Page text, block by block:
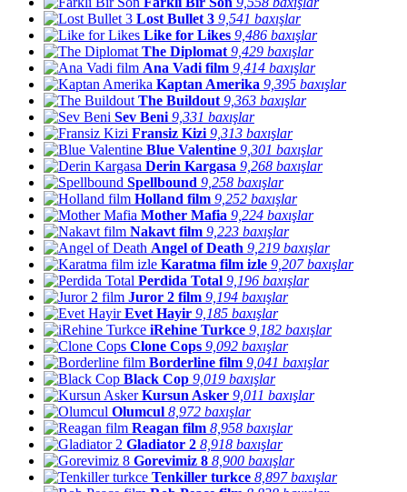
Lost Bullet 3 9,541 baxışlar
Like for Likes 9,486 baxışlar
The Diplomat 9,429 baxışlar
Ana Vadi film 9,414 baxışlar
Kaptan Amerika 9,395 baxışlar
The Buildout 9,363 baxışlar
Sev Beni 9,331 baxışlar
Fransiz Kizi 9,313 baxışlar
Blue Valentine 9,301 baxışlar
Derin Kargasa 9,268 baxışlar
Spellbound 9,258 baxışlar
Holland film 9,252 baxışlar
Mother Mafia 9,224 baxışlar
Nakavt film 9,223 baxışlar
Angel of Death 9,219 baxışlar
Karatma film izle 9,207 baxışlar
Perdida Total 9,196 baxışlar
Juror 2 film 9,194 baxışlar
Evet Hayir 9,185 baxışlar
iRehine Turkce 9,182 baxışlar
Clone Cops 9,092 baxışlar
Borderline film 9,041 baxışlar
Black Cop 9,019 baxışlar
Kursun Asker 9,011 baxışlar
Olumcul 8,972 baxışlar
Reagan film 8,958 baxışlar
Gladiator 2 8,918 baxışlar
Gorevimiz 8 8,900 baxışlar
Tenkiller turkce 8,897 baxışlar